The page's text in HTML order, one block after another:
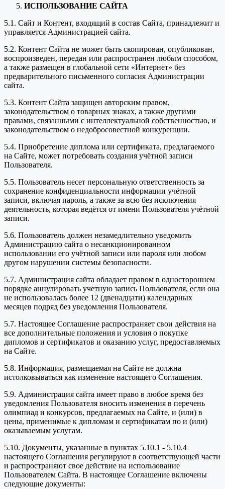
ИСПОЛЬЗОВАНИЕ САЙТА
5.1. Сайт и Контент, входящий в состав Сайта, принадлежит и
управляется Администрацией сайта.
5.2. Контент Сайта не может быть скопирован, опубликован,
воспроизведен, передан или распространен любым способом,
а также размещен в глобальной сети «Интернет» без
предварительного письменного согласия Администрации
сайта.
5.3. Контент Сайта защищен авторским правом,
законодательством о товарных знаках, а также другими
правами, связанными с интеллектуальной собственностью, и
законодательством о недобросовестной конкуренции.
5.4. Приобретение диплома или сертификата, предлагаемого
на Сайте, может потребовать создания учётной записи
Пользователя.
5.5. Пользователь несет персональную ответственность за
сохранение конфиденциальности информации учётной
записи, включая пароль, а также за всю без исключения
деятельность, которая ведётся от имени Пользователя учётной
записи.
5.6. Пользователь должен незамедлительно уведомить
Администрацию сайта о несанкционированном
использовании его учётной записи или пароля или любом
другом нарушении системы безопасности.
5.7. Администрация сайта обладает правом в одностороннем
порядке аннулировать учетную запись Пользователя, если она
не использовалась более 12 (двенадцати) календарных
месяцев подряд без уведомления Пользователя.
5.7. Настоящее Соглашение распространяет свои действия на
все дополнительные положения и условия о покупке
дипломов и сертификатов и оказанию услуг, предоставляемых
на Сайте.
5.8. Информация, размещаемая на Сайте не должна
истолковываться как изменение настоящего Соглашения.
5.9. Администрация сайта имеет право в любое время без
уведомления Пользователя вносить изменения в перечень
олимпиад и конкурсов, предлагаемых на Сайте, и (или) в
цены, применимые к дипломам и сертификатам по и (или)
оказываемым услугам.
5.10. Документы, указанные в пунктах 5.10.1 - 5.10.4
настоящего Соглашения регулируют в соответствующей части
и распространяют свое действие на использование
Пользователем Сайта. В настоящее Соглашение включены
следующие документы: